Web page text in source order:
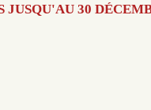
JUSQU'AU 30